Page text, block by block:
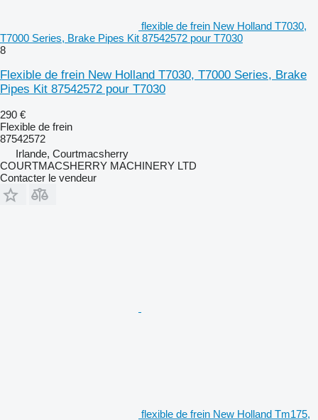
flexible de frein New Holland T7030,
T7000 Series, Brake Pipes Kit 87542572 pour T7030
8
Flexible de frein New Holland T7030, T7000 Series, Brake
Pipes Kit 87542572 pour T7030
290 €
Flexible de frein
87542572
Irlande, Courtmacsherry
COURTMACSHERRY MACHINERY LTD
Contacter le vendeur
flexible de frein New Holland Tm175,